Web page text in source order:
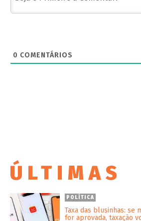
0 COMENTÁRIOS
ÚLTIMAS
POLÍTICA
Taxa das blusinhas: se
for aprovada, taxação